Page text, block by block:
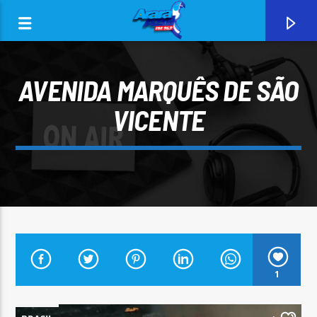
CURRENT TRACK
ARARA AZUL FM 96,9
AVENIDA MARQUÊS DE SÃO
VICENTE
1